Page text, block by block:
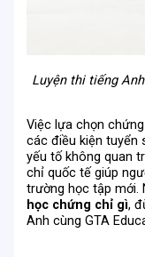
Luyện thi tiếng
Việc lựa chọn
các điều kiện tuyển
yếu tố không quan
chỉ quốc tế giúp
trường học tập mới.
học chứng chỉ gì,
Anh cùng GTA